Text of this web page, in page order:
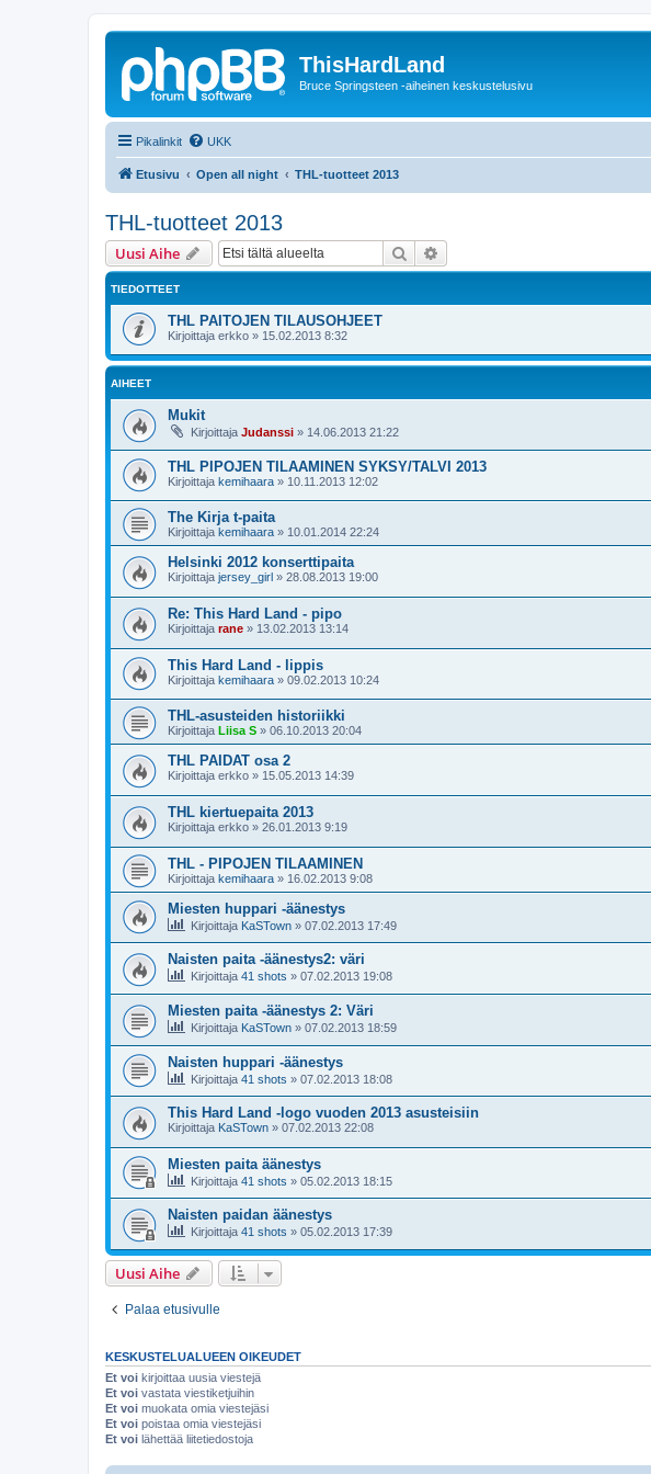
ThisHardLand
Bruce Springsteen -aiheinen keskustelusivu
Pikalinkit UKK
Etusivu Open all night THL-tuotteet 2013
THL-tuotteet 2013
Uusi Aihe Etsi
TIEDOTTEET
THL PAITOJEN TILAUSOHJEET
Kirjoittaja erkko » 15.02.2013 8:32
AIHEET
Mukit
Kirjoittaja Judanssi » 14.06.2013 21:22
THL PIPOJEN TILAAMINEN SYKSY/TALVI 2013
Kirjoittaja kemihaara » 10.11.2013 12:02
The Kirja t-paita
Kirjoittaja kemihaara » 10.01.2014 22:24
Helsinki 2012 konserttipaita
Kirjoittaja jersey_girl » 28.08.2013 19:00
Re: This Hard Land - pipo
Kirjoittaja rane » 13.02.2013 13:14
This Hard Land - lippis
Kirjoittaja kemihaara » 09.02.2013 10:24
THL-asusteiden historiikki
Kirjoittaja Liisa S » 06.10.2013 20:04
THL PAIDAT osa 2
Kirjoittaja erkko » 15.05.2013 14:39
THL kiertuepaita 2013
Kirjoittaja erkko » 26.01.2013 9:19
THL - PIPOJEN TILAAMINEN
Kirjoittaja kemihaara » 16.02.2013 9:08
Miesten huppari -äänestys
Kirjoittaja KaSTown » 07.02.2013 17:49
Naisten paita -äänestys2: väri
Kirjoittaja 41 shots » 07.02.2013 19:08
Miesten paita -äänestys 2: Väri
Kirjoittaja KaSTown » 07.02.2013 18:59
Naisten huppari -äänestys
Kirjoittaja 41 shots » 07.02.2013 18:08
This Hard Land -logo vuoden 2013 asusteisiin
Kirjoittaja KaSTown » 07.02.2013 22:08
Miesten paita äänestys
Kirjoittaja 41 shots » 05.02.2013 18:15
Naisten paidan äänestys
Kirjoittaja 41 shots » 05.02.2013 17:39
Uusi Aihe
Palaa etusivulle
KESKUSTELUALUEEN OIKEUDET
Et voi kirjoittaa uusia viestejä
Et voi vastata viestiketjuihin
Et voi muokata omia viestejäsi
Et voi poistaa omia viestejäsi
Et voi lähettää liitetiedostoja